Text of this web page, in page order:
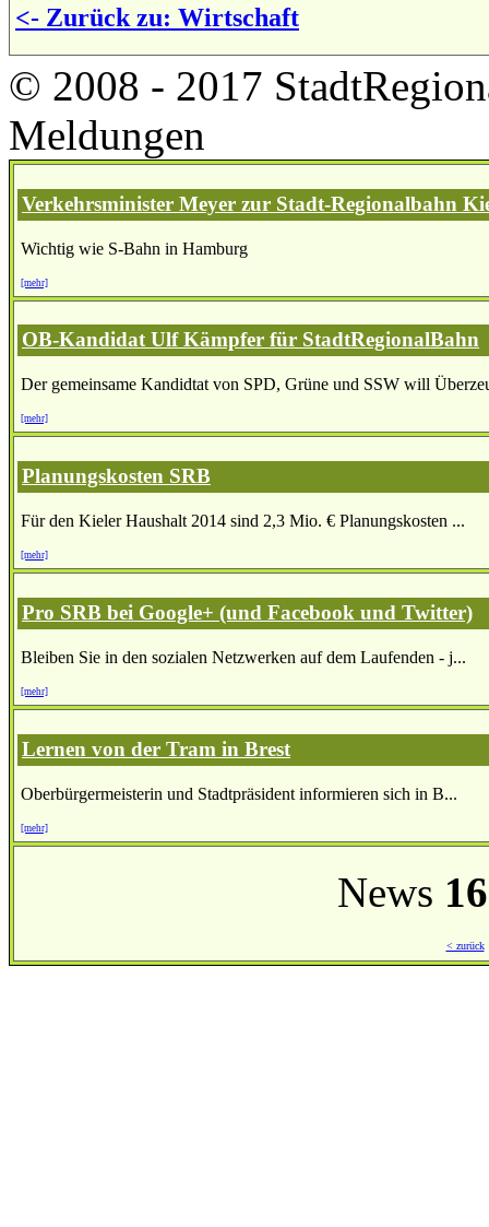
<- Zurück zu: Wirtschaft
© 2008 - 2017
Meldungen
Verkehrsminister Meyer zur Stadt-Regionalbahn
Wichtig wie S-Bahn in Hamburg
[mehr]
OB-Kandidat Ulf Kämpfer für StadtRegionalBahn
Der gemeinsame Kandidtat von SPD, Grüne und SSW will
[mehr]
Planungskosten SRB
Für den Kieler Haushalt 2014 sind 2,3 Mio. € Planungskosten ...
[mehr]
Pro SRB bei Google+ (und Facebook und Twitter)
Bleiben Sie in den sozialen Netzwerken auf dem Laufenden - j...
[mehr]
Lernen von der Tram in Brest
Oberbürgermeisterin und Stadtpräsident informieren sich in B...
[mehr]
News
< zurück